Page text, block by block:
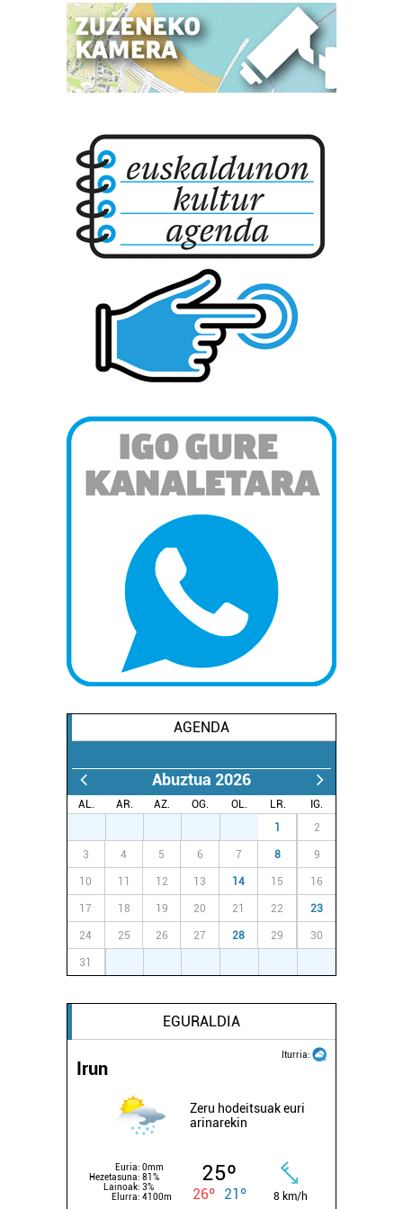
AGENDA
Abuztua 2026
AL. AR. AZ. OG. OL. LR.
IG.
1 2
3 4 5 6 7 8 9
10 11 12 13 14 15 16
17 18 19 20 21 22 23
24 25 26 27 28 29 30
31
EGURALDIA
Iturria:
Irun
Zeru hodeitsuak euri
arinarekin
Euria: 0mm
Hezetasuna: 81%
Lainoak: 3%
Elurra: 4100m
25º
26º 21º 8 km/h